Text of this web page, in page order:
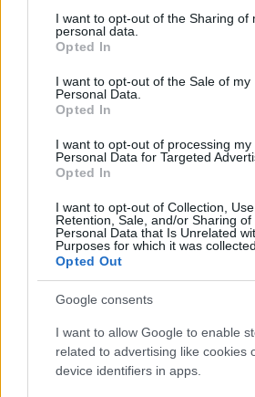
not limited to your visit or usage
grant or deny consent to Google and
use your data for below specified
consent section.
I want to opt-out of the Sharing of
personal data.
Opted In
I want to opt-out of the Sale of my
Personal Data.
Opted In
I want to opt-out of processing my
Personal Data for Targeted
Opted In
I want to opt-out of Collection, Use,
Retention, Sale, and/or Sharing of
Personal Data that Is Unrelated
Purposes for which it was collected.
Opted Out
Google consents
I want to allow Google to enable
related to advertising like cookies
device identifiers in apps.
Continua a leggere
LIFESTYLE
Copenhagen Fashion Week SS27:
rivoluzionando la moda
Cristian Castiglioni · 8 Ago 2026